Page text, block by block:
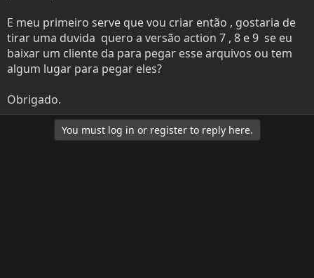
E meu primeiro serve que vou criar então , gostaria de
tirar uma duvida quero a versão action 7 , 8 e 9 se eu
baixar um cliente da para pegar esse arquivos ou tem
algum lugar para pegar eles?
Obrigado.
You must log in or register to reply here.